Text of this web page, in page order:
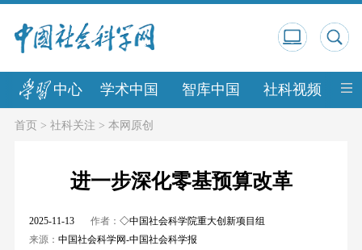
中心 学术中国 智库中国 社科视频 中
首页> 社科关注 > 本网原创
进一步深化零基预算改革
2025-11-13 作者： ◇中国社会科学院重大创新项目组
来源： 中国社会科学网-中国社会科学报